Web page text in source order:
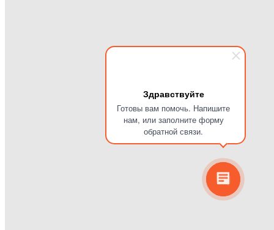
Здравствуйте
Готовы вам помочь. Напишите
нам, или заполните форму
обратной связи.